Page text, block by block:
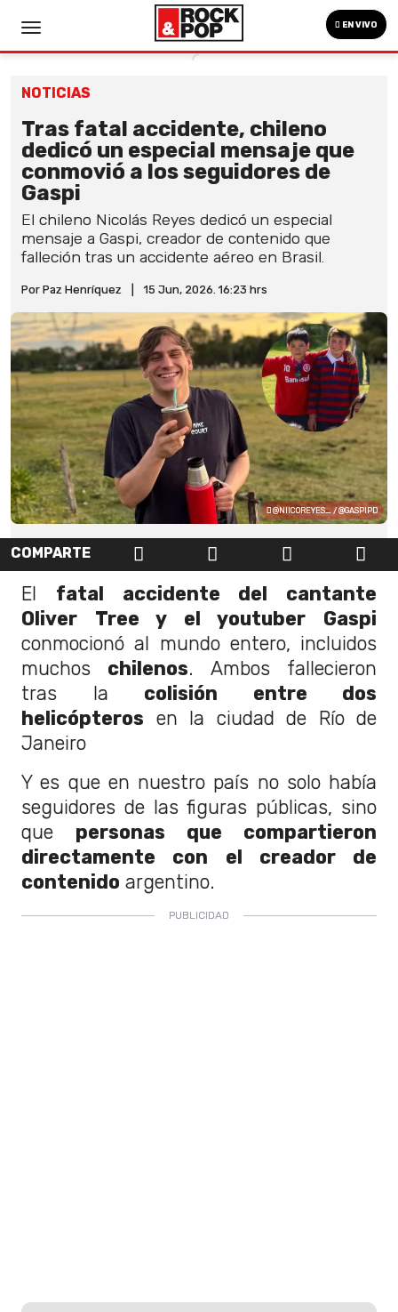
EN VIVO
NOTICIAS
Tras fatal accidente, chileno
dedicó un especial mensaje que
conmovió a los seguidores de
Gaspi
El chileno Nicolás Reyes dedicó un especial
mensaje a Gaspi, creador de contenido que
falleción tras un accidente aéreo en Brasil.
Por Paz Henríquez 15 Jun, 2026. 16:23 hrs
@NIICOREYES_ / @GASPIPD
COMPARTE
El fatal accidente del cantante
Oliver Tree y el youtuber Gaspi
conmocionó al mundo entero, incluidos
muchos chilenos. Ambos fallecieron
tras la colisión entre dos
helicópteros en la ciudad de Río de
Janeiro
Y es que en nuestro país no solo había
seguidores de las figuras públicas, sino
que personas que compartieron
directamente con el creador de
contenido argentino.